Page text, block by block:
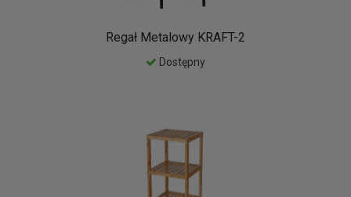
Regał Metalowy KRAFT-2
Dostępny